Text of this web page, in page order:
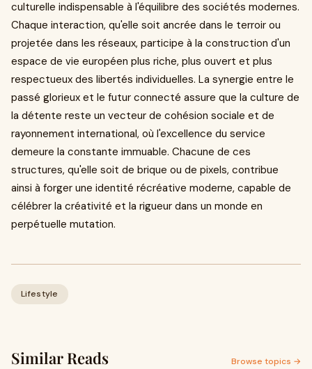
culturelle indispensable à l'équilibre des sociétés modernes.
Chaque interaction, qu'elle soit ancrée dans le terroir ou
projetée dans les réseaux, participe à la construction d'un
espace de vie européen plus riche, plus ouvert et plus
respectueux des libertés individuelles. La synergie entre le
passé glorieux et le futur connecté assure que la culture de
la détente reste un vecteur de cohésion sociale et de
rayonnement international, où l'excellence du service
demeure la constante immuable. Chacune de ces
structures, qu'elle soit de brique ou de pixels, contribue
ainsi à forger une identité récréative moderne, capable de
célébrer la créativité et la rigueur dans un monde en
perpétuelle mutation.
Lifestyle
Similar Reads Browse topics →